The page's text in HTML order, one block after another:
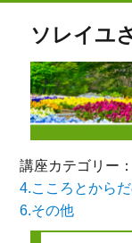
ソレイユ
講座カテゴリー：
4.こころとから
6.その他